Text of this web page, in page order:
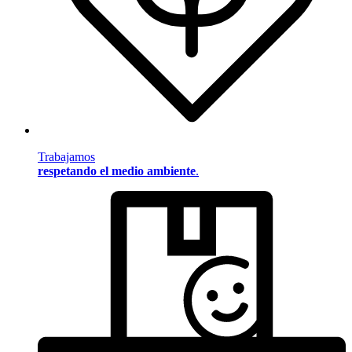
Trabajamos
respetando el medio ambiente.